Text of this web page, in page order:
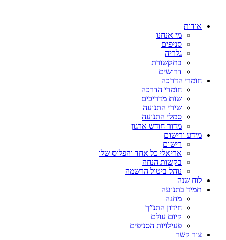
אודות
מי אנחנו
סניפים
גלריה
בתקשורת
דרושים
חומרי הדרכה
חומרי הדרכה
שות מדריכים
שירי התנועה
סמלי התנועה
מדור חודש ארגון
מידע ורישום
רישום
אריאלי כל אחד והפלוס שלו
בקשות הנחה
נוהל ביטול הרשמה
לוח שנה
תמיד בתנועה
מחנה
חידון התנ”ך
קיום עולם
פעילויות הסניפים
צור קשר